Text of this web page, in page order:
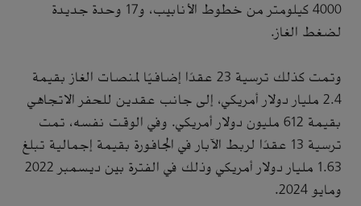
4000 كيلومتر من خطوط الأنابيب، و17 وحدة جديدة
لضغط الغاز.
وتمت كذلك ترسية 23 عقدًا إضافيًا لمنصات الغاز بقيمة
2.4 مليار دولار أمريكي، إلى جانب عقدين للحفر الاتجاهي
بقيمة 612 مليون دولار أمريكي. وفي الوقت نفسه، تمت
ترسية 13 عقدًا لربط الآبار في الجافورة بقيمة إجمالية تبلغ
1.63 مليار دولار أمريكي وذلك في الفترة بين ديسمبر 2022
ومايو 2024.